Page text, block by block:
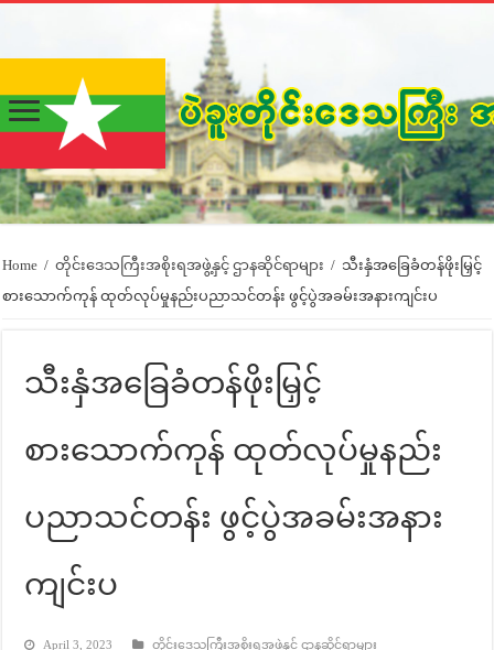
Home / တိုင်းဒေသကြီးအစိုးရအဖွဲ့နှင့် ဌာနဆိုင်ရာများ / သီးနှံအခြေခံတန်ဖိုးမြှင့်
စားသောက်ကုန် ထုတ်လုပ်မှုနည်းပညာသင်တန်း ဖွင့်ပွဲအခမ်းအနားကျင်းပ
သီးနှံအခြေခံတန်ဖိုးမြှင့်
စားသောက်ကုန် ထုတ်လုပ်မှုနည်း
ပညာသင်တန်း ဖွင့်ပွဲအခမ်းအနား
ကျင်းပ
April 3, 2023
တိုင်းဒေသကြီးအစိုးရအဖွဲ့နှင့် ဌာနဆိုင်ရာများ